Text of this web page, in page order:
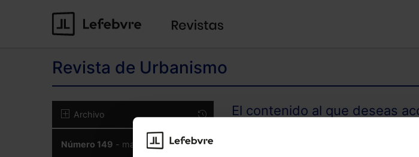
Revista de Urbanismo
Archivo
Número 149 - marzo de 2026
El contenido al que deseas